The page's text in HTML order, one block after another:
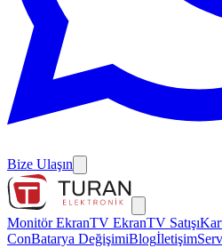
Bize Ulaşın
Monitör EkranTV EkranTV Satışı
ConBatarya DeğişimiBlogİletişim